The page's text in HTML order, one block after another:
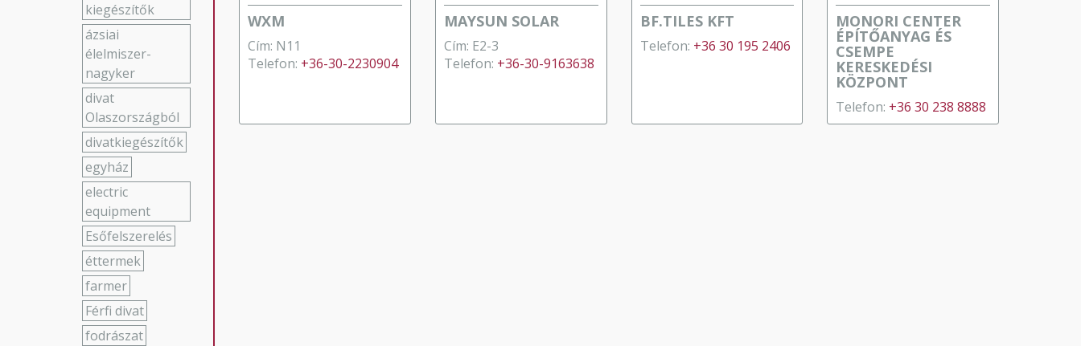
kiegészítők
ázsiai
élelmiszer-
nagyker
divat
Olaszországból
divatkiegészítők
egyház
electric
equipment
Esőfelszerelés
éttermek
farmer
Férfi divat
fodrászat
WXM
Cím: N11
Telefon: +36-30-2230904
MAYSUN SOLAR
Cím: E2-3
Telefon: +36-30-9163638
BF.TILES KFT
Telefon: +36 30 195 2406
MONORI CENTER
ÉPÍTŐANYAG ÉS
CSEMPE
KERESKEDÉSI
KÖZPONT
Telefon: +36 30 238 8888